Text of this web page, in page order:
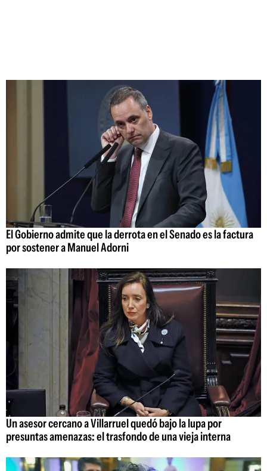
El Gobierno admite que la derrota en el Senado es la factura
por sostener a Manuel Adorni
Un asesor cercano a Villarruel quedó bajo la lupa por
presuntas amenazas: el trasfondo de una vieja interna